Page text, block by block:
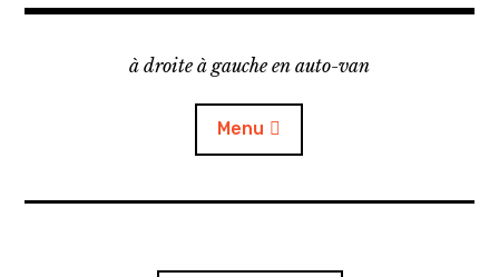
à droite à gauche en auto-van
Menu